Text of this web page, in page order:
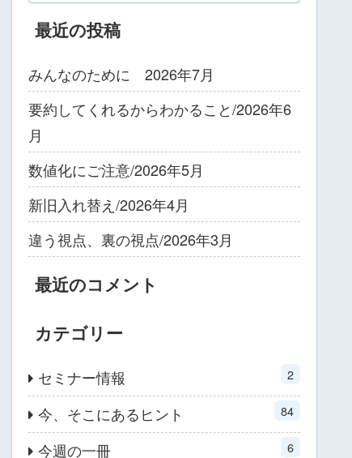
最近の投稿
みんなのために 2026年7月
要約してくれるからわかること/2026年6
月
数値化にご注意/2026年5月
新旧入れ替え/2026年4月
違う視点、裏の視点/2026年3月
最近のコメント
カテゴリー
セミナー情報 2
今、そこにあるヒント 84
今週の一冊 6